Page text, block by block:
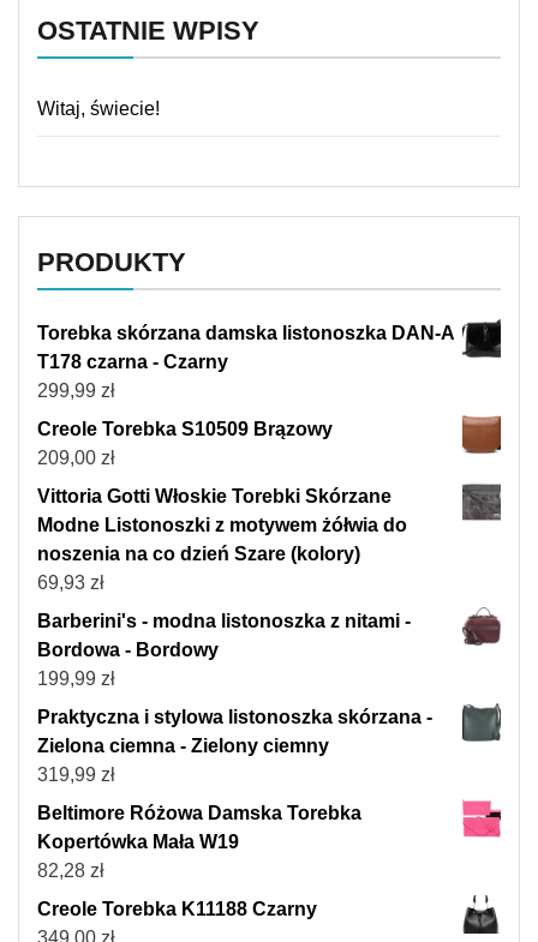
OSTATNIE WPISY
Witaj, świecie!
PRODUKTY
Torebka skórzana damska listonoszka DAN-A
T178 czarna - Czarny
299,99 zł
Creole Torebka S10509 Brązowy
209,00 zł
Vittoria Gotti Włoskie Torebki Skórzane
Modne Listonoszki z motywem żółwia do
noszenia na co dzień Szare (kolory)
69,93 zł
Barberini's - modna listonoszka z nitami -
Bordowa - Bordowy
199,99 zł
Praktyczna i stylowa listonoszka skórzana -
Zielona ciemna - Zielony ciemny
319,99 zł
Beltimore Różowa Damska Torebka
Kopertówka Mała W19
82,28 zł
Creole Torebka K11188 Czarny
349,00 zł